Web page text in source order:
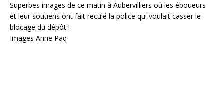
Superbes images de ce matin à Aubervilliers où les éboueurs
et leur soutiens ont fait reculé la police qui voulait casser le
blocage du dépôt !
Images Anne Paq